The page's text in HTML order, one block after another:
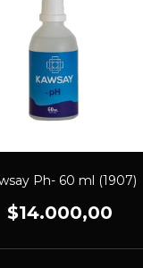
Ph- 60 ml (1907)
$14.000,00